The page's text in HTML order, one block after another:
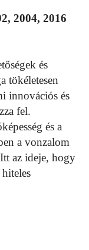
2004, 2016
és
tökéletesen
innovációs és
fel.
és a
a vonzalom
az ideje, hogy